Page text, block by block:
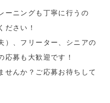
ーニングも丁寧に行うの
ださい！
）、フリーター、シニアの
応募も大歓迎です！
せんか？ご応募お待ちして